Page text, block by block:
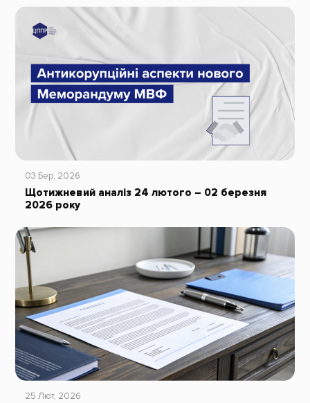
03 Бер, 2026
Щотижневий аналіз 24 лютого – 02 березня
2026 року
25 Лют, 2026